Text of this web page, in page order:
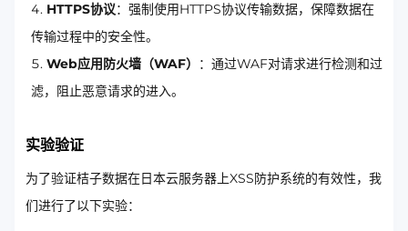
HTTPS协议：强制使用HTTPS协议传输数据，保障数据在
传输过程中的安全性。
Web应用防火墙（WAF）
：通过WAF对请求进行检测和过
滤，阻止恶意请求的进入。
实验验证
为了验证桔子数据在日本云服务器上XSS防护系统的有效性，我
们进行了以下实验：